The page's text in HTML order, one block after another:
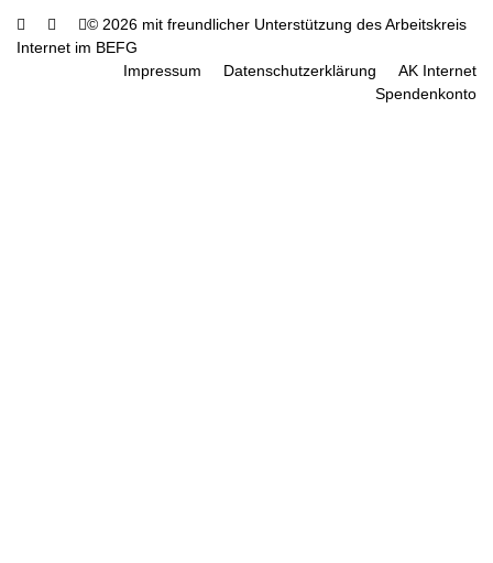
© 2026 mit freundlicher Unterstützung des Arbeitskreis
Internet im BEFG
Impressum
Datenschutzerklärung
AK Internet
Spendenkonto